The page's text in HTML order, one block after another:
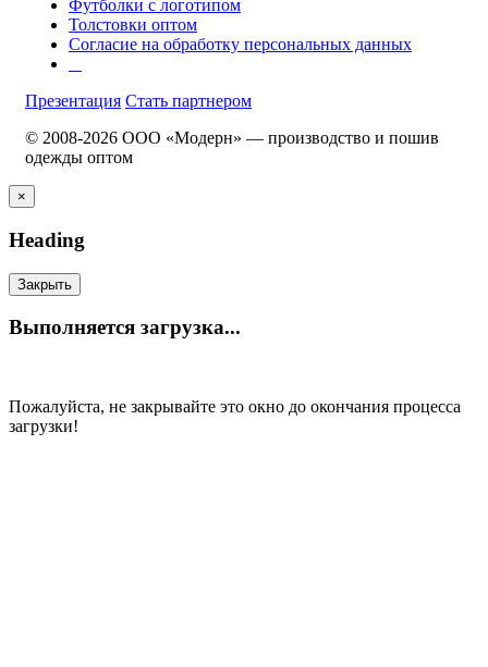
Футболки с логотипом
Толстовки оптом
Согласие на обработку персональных данных
Презентация Стать партнером
© 2008-2026 ООО «Модерн» — производство и пошив
одежды оптом
×
Heading
Закрыть
Выполняется загрузка...
Пожалуйста, не закрывайте это окно до окончания процесса
загрузки!